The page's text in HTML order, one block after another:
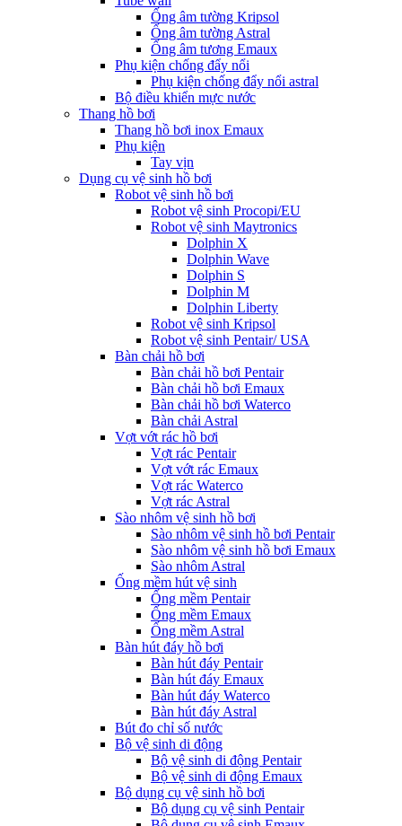
Ống âm tường Kripsol
Ống âm tường Astral
Ống âm tương Emaux
Phụ kiện chống đẩy nổi
Phụ kiện chống đẩy nổi astral
Bộ điều khiển mực nước
Thang hồ bơi
Thang hồ bơi inox Emaux
Phụ kiện
Tay vịn
Dụng cụ vệ sinh hồ bơi
Robot vệ sinh hồ bơi
Robot vệ sinh Procopi/EU
Robot vệ sinh Maytronics
Dolphin X
Dolphin Wave
Dolphin S
Dolphin M
Dolphin Liberty
Robot vệ sinh Kripsol
Robot vệ sinh Pentair/ USA
Bàn chải hồ bơi
Bàn chải hồ bơi Pentair
Bàn chải hồ bơi Emaux
Bàn chải hồ bơi Waterco
Bàn chải Astral
Vợt vớt rác hồ bơi
Vợt rác Pentair
Vợt vớt rác Emaux
Vợt rác Waterco
Vợt rác Astral
Sào nhôm vệ sinh hồ bơi
Sào nhôm vệ sinh hồ bơi Pentair
Sào nhôm vệ sinh hồ bơi Emaux
Sào nhôm Astral
Ống mềm hút vệ sinh
Ống mềm Pentair
Ống mềm Emaux
Ống mềm Astral
Bàn hút đáy hồ bơi
Bàn hút đáy Pentair
Bàn hút đáy Emaux
Bàn hút đáy Waterco
Bàn hút đáy Astral
Bút đo chỉ số nước
Bộ vệ sinh di động
Bộ vệ sinh di động Pentair
Bộ vệ sinh di động Emaux
Bộ dụng cụ vệ sinh hồ bơi
Bộ dụng cụ vệ sinh Pentair